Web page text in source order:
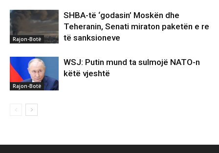
Rajon-Botë
SHBA-të ‘godasin’ Moskën dhe
Teheranin, Senati miraton paketën e re
të sanksioneve
Rajon-Botë
WSJ: Putin mund ta sulmojë NATO-n
këtë vjeshtë